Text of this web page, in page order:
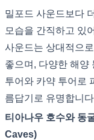
밀포드 사운드보다
모습을 간직하고 있
사운드는 상대적으
좋으며, 다양한 해양
투어와 카약 투어로
름답기로 유명합니
티아나우 호수와 동
Caves)